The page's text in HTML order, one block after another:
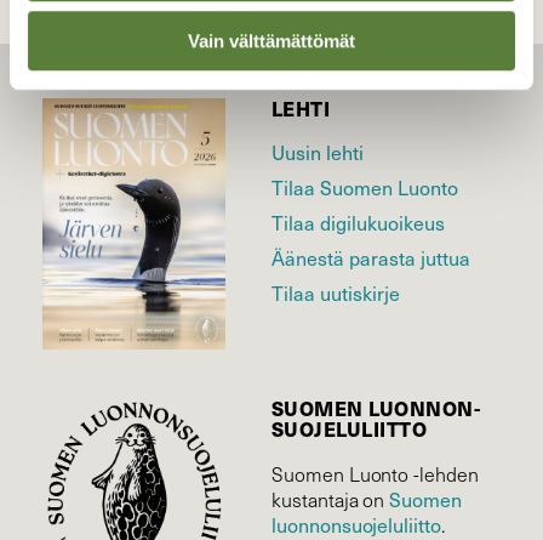
Vain välttämättömät
LEHTI
Uusin lehti
Tilaa Suomen Luonto
Tilaa digilukuoikeus
Äänestä parasta juttua
Tilaa uutiskirje
SUOMEN LUONNON­
SUOJELU­LIITTO
Suomen Luonto -lehden
kustantaja onSuomen
luonnonsuojelu­liitto.